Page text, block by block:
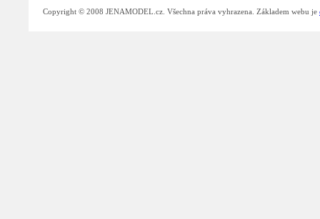
Copyright © 2008 JENAMODEL.cz. Všechna práva vyhrazena. Základem webu je